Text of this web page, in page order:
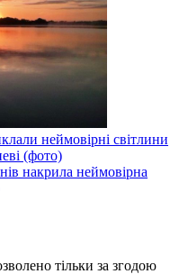
неймовірні світлини
(фото)
накрила неймовірна
тільки за згодою